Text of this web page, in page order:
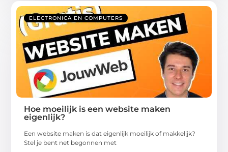
ELECTRONICA EN COMPUTERS
Hoe moeilijk is een website maken
eigenlijk?
Een website maken is dat eigenlijk moeilijk of makkelijk?
Stel je bent net begonnen met